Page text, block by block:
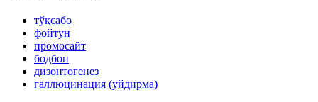
тўқсабо
фойтун
промосайт
бодбон
дизонтогенез
галлюцинация (уйдирма)